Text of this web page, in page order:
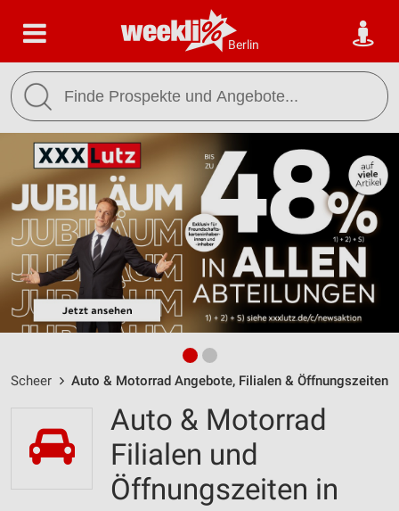
Berlin
Scheer Auto & Motorrad Angebote, Filialen & Öffnungszeiten
Auto & Motorrad
Filialen und
Öffnungszeiten in